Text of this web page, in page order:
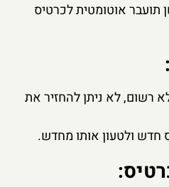
תועבר אוטומטית לכרטיס
רשום, לא ניתן להחזיר את
חדש ולטעון אותו מחדש.